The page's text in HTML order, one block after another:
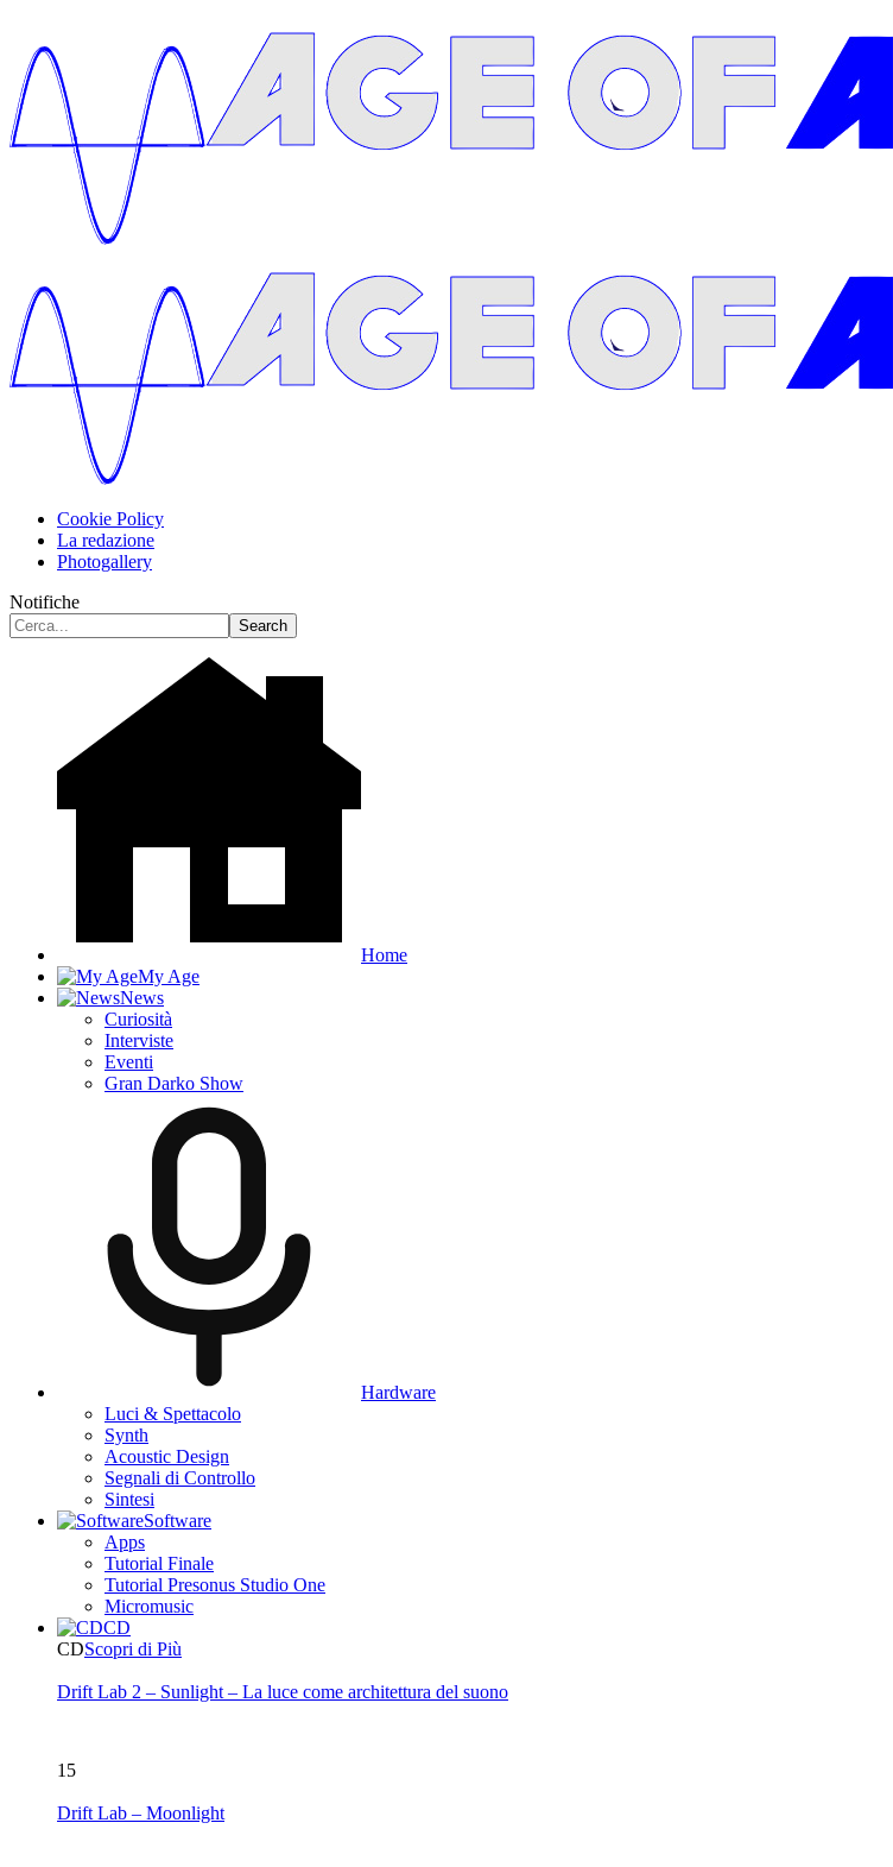
Cookie Policy
La redazione
Photogallery
Notifiche
Home
My Age
News
Curiosità
Interviste
Eventi
Gran Darko Show
Hardware
Luci & Spettacolo
Synth
Acoustic Design
Segnali di Controllo
Sintesi
Software
Apps
Tutorial Finale
Tutorial Presonus Studio One
Micromusic
CD
CDScopri di Più
Drift Lab 2 – Sunlight – La luce come architettura del suono
15
Drift Lab – Moonlight